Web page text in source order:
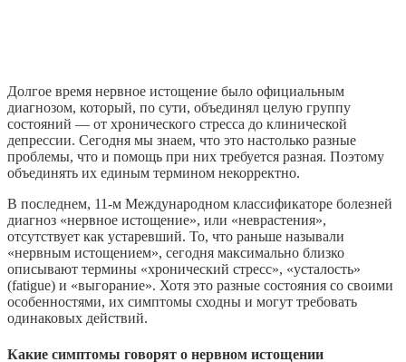
Долгое время нервное истощение было официальным
диагнозом, который, по сути, объединял целую группу
состояний — от хронического стресса до клинической
депрессии. Сегодня мы знаем, что это настолько разные
проблемы, что и помощь при них требуется разная. Поэтому
объединять их единым термином некорректно.
В последнем, 11-м Международном классификаторе болезней
диагноз «нервное истощение», или «неврастения»,
отсутствует как устаревший. То, что раньше называли
«нервным истощением», сегодня максимально близко
описывают термины «хронический стресс», «усталость»
(fatigue) и «выгорание». Хотя это разные состояния со своими
особенностями, их симптомы сходны и могут требовать
одинаковых действий.
Какие симптомы говорят о нервном истощении